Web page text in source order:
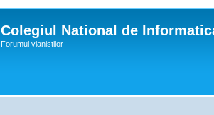
Colegiul National de
Forumul vianistilor